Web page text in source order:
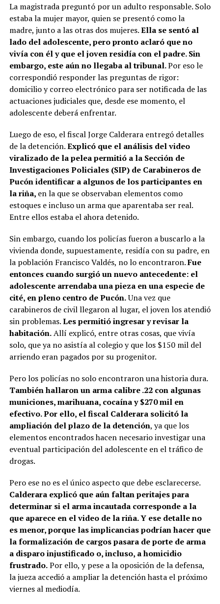
La magistrada preguntó por un adulto responsable. Solo
estaba la mujer mayor, quien se presentó como la
madre, junto a las otras dos mujeres.Ella se sentó al
lado del adolescente, pero pronto aclaró que no
vivía con él y que el joven residía con el padre. Sin
embargo, este aún no llegaba al tribunal.Por eso le
correspondió responder las preguntas de rigor:
domicilio y correo electrónico para ser notificada de las
actuaciones judiciales que, desde ese momento, el
adolescente deberá enfrentar.
Luego de eso, el fiscal Jorge Calderara entregó detalles
de la detención.Explicó que el análisis del video
viralizado de la pelea permitió a la Sección de
Investigaciones Policiales (SIP) de Carabineros de
Pucón identificar a algunos de los participantes en
la riña, en la que se observaban elementos como
estoques e incluso un arma que aparentaba ser real.
Entre ellos estaba el ahora detenido.
Sin embargo, cuando los policías fueron a buscarlo a la
vivienda donde, supuestamente, residía con su padre, en
la población Francisco Valdés, no lo encontraron.Fue
entonces cuando surgió un nuevo antecedente: el
adolescente arrendaba una pieza en una especie de
cité, en pleno centro de Pucón.Una vez que
carabineros de civil llegaron al lugar, el joven los atendió
sin problemas.Les permitió ingresar y revisar la
habitación.Allí explicó, entre otras cosas, que vivía
solo, que ya no asistía al colegio y que los $150 mil del
arriendo eran pagados por su progenitor.
Pero los policías no solo encontraron una historia dura.
También hallaron un arma calibre .22 con algunas
municiones, marihuana, cocaína y $270 mil en
efectivo. Por ello, el fiscal Calderara solicitó la
ampliación del plazo de la detención, ya que los
elementos encontrados hacen necesario investigar una
eventual participación del adolescente en el tráfico de
drogas.
Pero ese no es el único aspecto que debe esclarecerse.
Calderara explicó que aún faltan peritajes para
determinar si el arma incautada corresponde a la
que aparece en el video de la riña. Y ese detalle no
es menor, porque las implicancias podrían hacer que
la formalización de cargos pasara de porte de arma
a disparo injustificado o, incluso, a homicidio
frustrado.Por ello, y pese a la oposición de la defensa,
la jueza accedió a ampliar la detención hasta el próximo
viernes al mediodía.